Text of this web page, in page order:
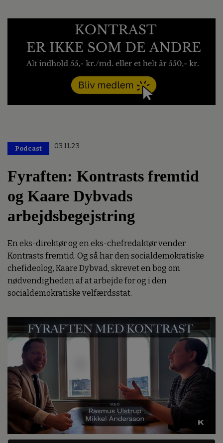
Podcast 03.11.23
Fyraften: Kontrasts fremtid
og Kaare Dybvads
arbejdsbegejstring
En eks-direktør og en eks-chefredaktør vender
Kontrasts fremtid. Og så har den socialdemokratiske
chefideolog, Kaare Dybvad, skrevet en bog om
nødvendigheden af at arbejde for og i den
socialdemokratiske velfærdsstat.